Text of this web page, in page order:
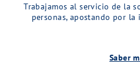
Trabajamos al servicio de la
personas, apostando por
Saber